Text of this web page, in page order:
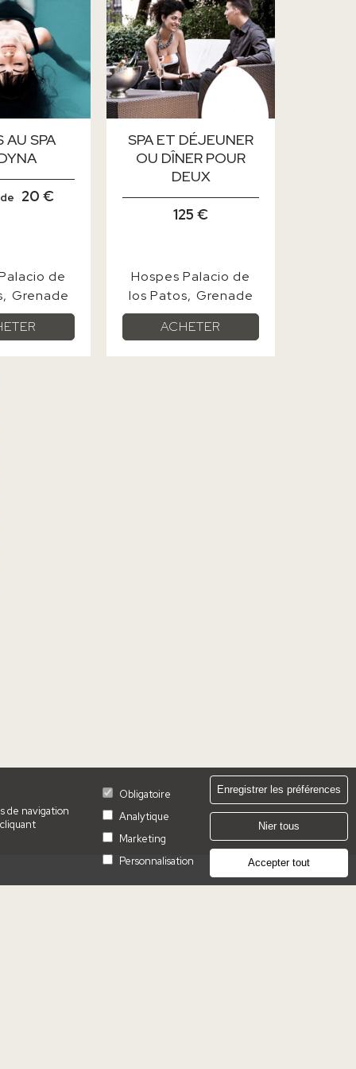
de navigation
Obligatoire
Analytique
Marketing
Personnalisation
Enregistrer les préférences
Nier tous
Accepter tout
AU SPA
20 €
de
Grenade
SPA ET DÉJEUNER
OU DÎNER POUR
DEUX
125 €
Hospes Palacio de
los Patos Grenade
ACHETER